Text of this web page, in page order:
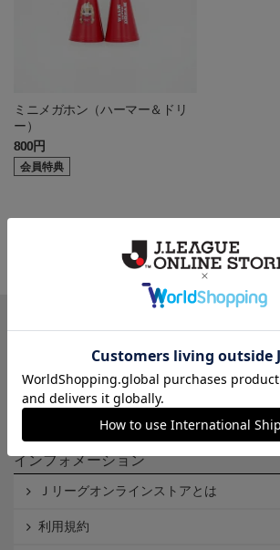
ミニメガホン（ハーマー＆ドリ
ー）
800円
会員特典
カテゴリから探す
クラブから探す
Ｊ2
インフォメーション
Ｊリーグオンラインストアとは
利用規約